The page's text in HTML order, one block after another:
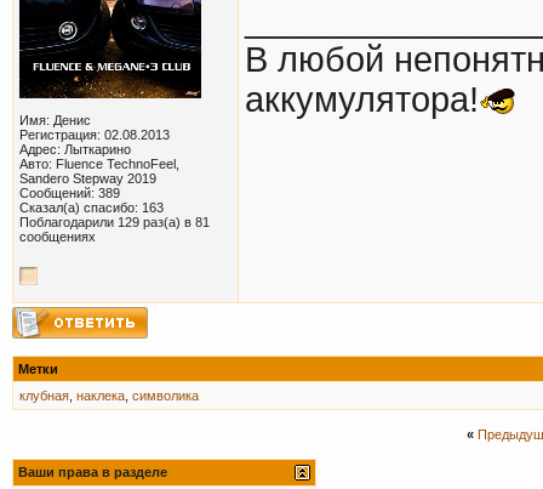
Имя: Денис
Регистрация: 02.08.2013
Адрес: Лыткарино
Авто: Fluence TechnoFeel,
Sandero Stepway 2019
Сообщений: 389
Сказал(а) спасибо: 163
Поблагодарили 129 раз(а) в 81
сообщениях
В любой
аккумулятора!
Метки
клубная наклека символика
«
Ваши права в разделе